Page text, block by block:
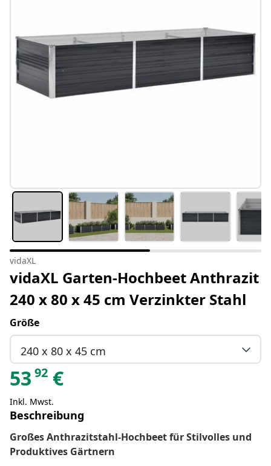
vidaXL
vidaXL Garten-Hochbeet Anthrazit
240 x 80 x 45 cm Verzinkter Stahl
Größe
240 x 80 x 45 cm
53 92 €
Inkl. Mwst.
Beschreibung
Großes Anthrazitstahl-Hochbeet für Stilvolles und
Produktives Gärtnern